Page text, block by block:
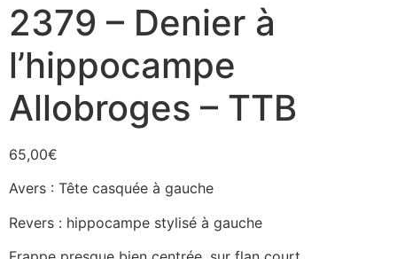
2379 – Denier à
l’hippocampe
Allobroges – TTB
65,00€
Avers : Tête casquée à gauche
Revers : hippocampe stylisé à gauche